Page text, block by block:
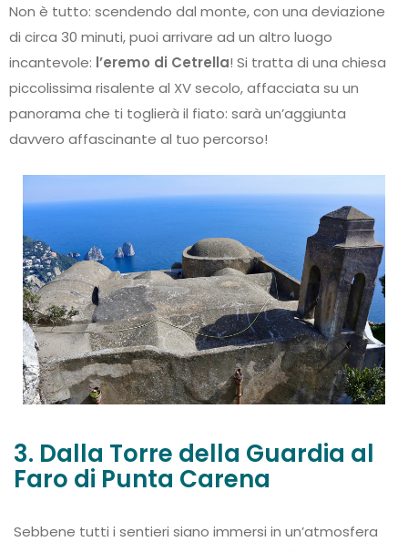
Non è tutto: scendendo dal monte, con una deviazione
di circa 30 minuti, puoi arrivare ad un altro luogo
incantevole: l’eremo di Cetrella! Si tratta di una chiesa
piccolissima risalente al XV secolo, affacciata su un
panorama che ti toglierà il fiato: sarà un’aggiunta
davvero affascinante al tuo percorso!
3. Dalla Torre della Guardia al
Faro di Punta Carena
Sebbene tutti i sentieri siano immersi in un’atmosfera